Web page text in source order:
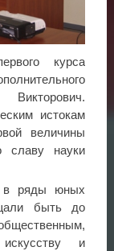
курса
истокам
величины
науки
в ряды юных
быть до
и